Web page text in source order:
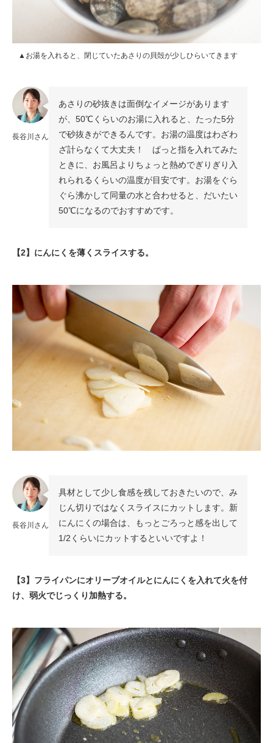
▲お湯を入れると、閉じていたあさりの貝殻が少しひらいてきます
長谷川さん
あさりの砂抜きは面倒なイメージがあります
が、50℃くらいのお湯に入れると、たった5分
で砂抜きができるんです。お湯の温度はわざわ
ざ計らなくて大丈夫！ ぱっと指を入れてみた
ときに、お風呂よりちょっと熱めでぎりぎり入
れられるくらいの温度が目安です。お湯をぐら
ぐら沸かして同量の水と合わせると、だいたい
50℃になるのでおすすめです。
【2】にんにくを薄くスライスする。
長谷川さん
具材として少し食感を残しておきたいので、み
じん切りではなくスライスにカットします。新
にんにくの場合は、もっとごろっと感を出して
1/2くらいにカットするといいですよ！
【3】フライパンにオリーブオイルとにんにくを入れて火を付
け、弱火でじっくり加熱する。